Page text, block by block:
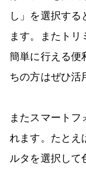
し」を選択する
ます。またトリ
簡単に行える便
ちの方はぜひ活
またスマートフ
れます。たとえ
ルタを選択して